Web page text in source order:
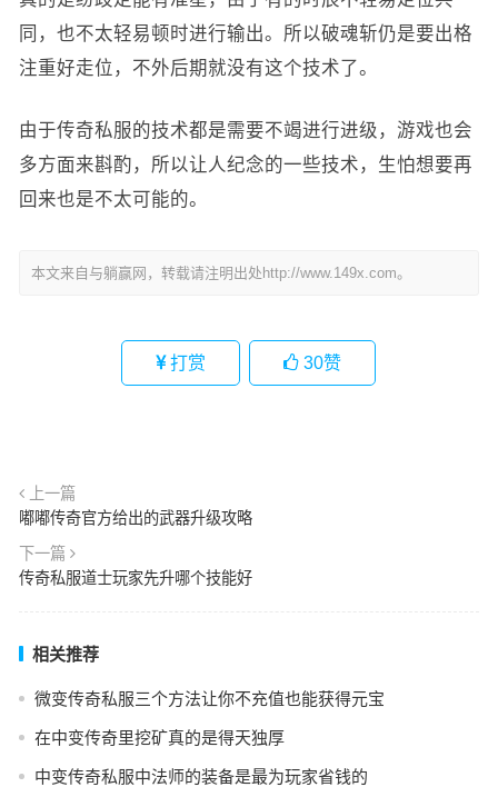
同，也不太轻易顿时进行输出。所以破魂斩仍是要出格
注重好走位，不外后期就没有这个技术了。
由于传奇私服的技术都是需要不竭进行进级，游戏也会
多方面来斟酌，所以让人纪念的一些技术，生怕想要再
回来也是不太可能的。
本文来自与躺赢网，转载请注明出处http://www.149x.com。
打赏 30赞
上一篇
嘟嘟传奇官方给出的武器升级攻略
下一篇
传奇私服道士玩家先升哪个技能好
相关推荐
微变传奇私服三个方法让你不充值也能获得元宝
在中变传奇里挖矿真的是得天独厚
中变传奇私服中法师的装备是最为玩家省钱的